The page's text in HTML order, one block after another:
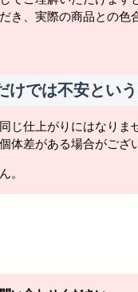
き、実際の商品との色
けでは不安とい
じ仕上がりにはなりま
体差がある場合がござ
。